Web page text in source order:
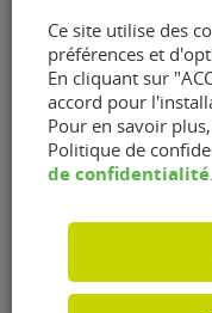
mail(Nécessaire)
RGPDJ'accepte que
Ce site utilise des
préférences et
En cliquant sur
accord pour
Pour en savoir
Politique de
de confidentialité